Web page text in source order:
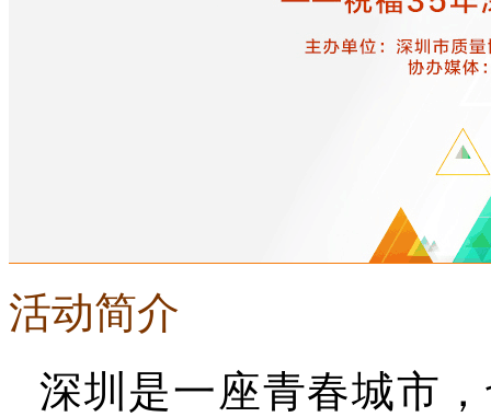
活动简介
深圳是一座青春城市